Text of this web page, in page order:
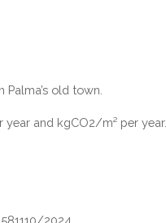
old town.
year and kgCO2/m² per year.
2024